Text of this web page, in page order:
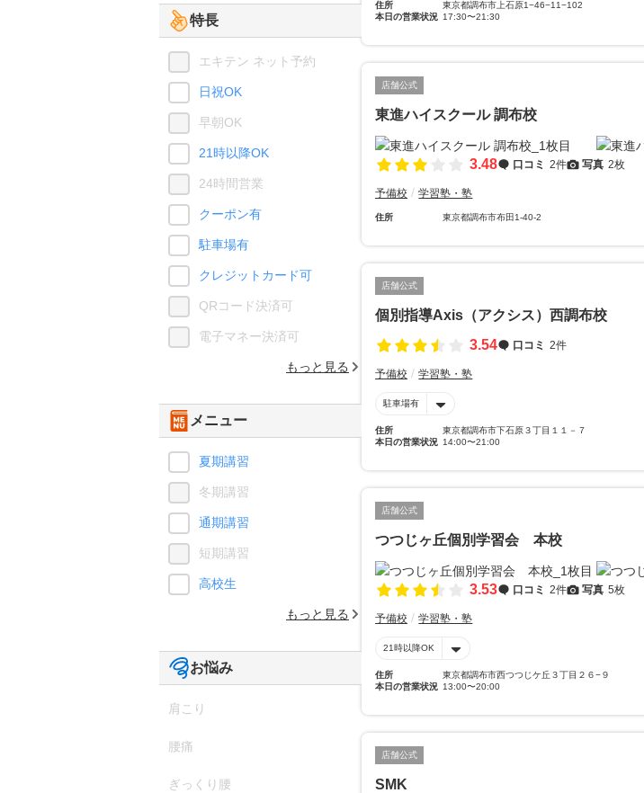
住所
東京都調布市上石原1−46−11−102
本日の営業状況 17:30〜21:30
店舗公式
東進ハイスクール 調布校
3.48 口コミ 2件 写真 2枚
予備校 学習塾・塾
住所 東京都調布市布田1-40-2
店舗公式
個別指導Axis（アクシス）西調布校
3.54
口コミ 2件
予備校 学習塾・塾
駐車場有
住所
東京都調布市下石原３丁目１１－７
本日の営業状況 14:00〜21:00
店舗公式
つつじヶ丘個別学習会 本校
3.53 口コミ 2件 写真 5枚
予備校 学習塾・塾
21時以降OK
住所
東京都調布市西つつじケ丘３丁目２６−９
本日の営業状況 13:00〜20:00
店舗公式
SMK
特長
エキテン ネット予約
日祝OK
早朝OK
21時以降OK
24時間営業
クーポン有
駐車場有
クレジットカード可
QRコード決済可
電子マネー決済可
もっと見る
メニュー
夏期講習
冬期講習
通期講習
短期講習
高校生
もっと見る
お悩み
肩こり
腰痛
ぎっくり腰